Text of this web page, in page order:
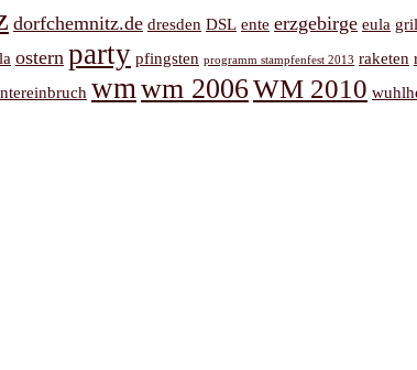
dorfchemnitz.de dresden DSL ente erzgebirge eula
ostern party pfingsten programm stampfenfest 2013 raketen
wmwm 2006WM 2010